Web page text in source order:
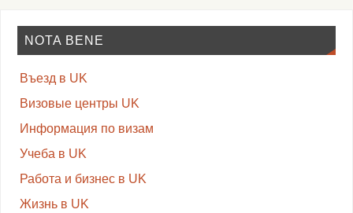
NOTA BENE
Въезд в UK
Визовые центры UK
Информация по визам
Учеба в UK
Работа и бизнес в UK
Жизнь в UK